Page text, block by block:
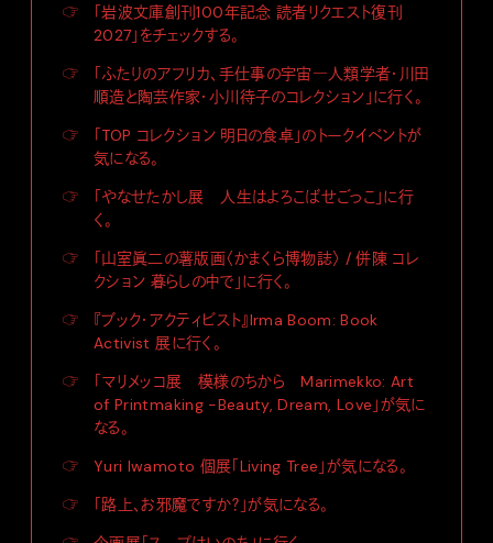
☞
「岩波文庫創刊100年記念 読者リクエスト復刊
2027」をチェックする。
☞
「ふたりのアフリカ、手仕事の宇宙―人類学者・川田
順造と陶芸作家・小川待子のコレクション」に行く。
☞
「TOP コレクション 明日の食卓」のトークイベントが
気になる。
☞
「やなせたかし展 人生はよろこばせごっこ」に行
く。
☞
「山室眞二の薯版画〈かまくら博物誌〉 / 併陳 コレ
クション 暮らしの中で」に行く。
☞
『ブック・アクティビスト』Irma Boom: Book
Activist 展に行く。
☞
「マリメッコ展 模様のちから Marimekko: Art
of Printmaking -Beauty, Dream, Love」が気に
なる。
☞
Yuri Iwamoto 個展「Living Tree」が気になる。
☞
「路上、お邪魔ですか？」が気になる。